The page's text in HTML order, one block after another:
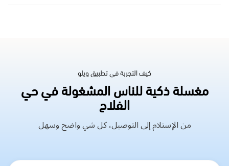
كيف التجربة في تطبيق ويلو
مغسلة ذكية للناس المشغولة في حي
الفلاح
من الإستلام إلى التوصيل، كل شي واضح وسهل